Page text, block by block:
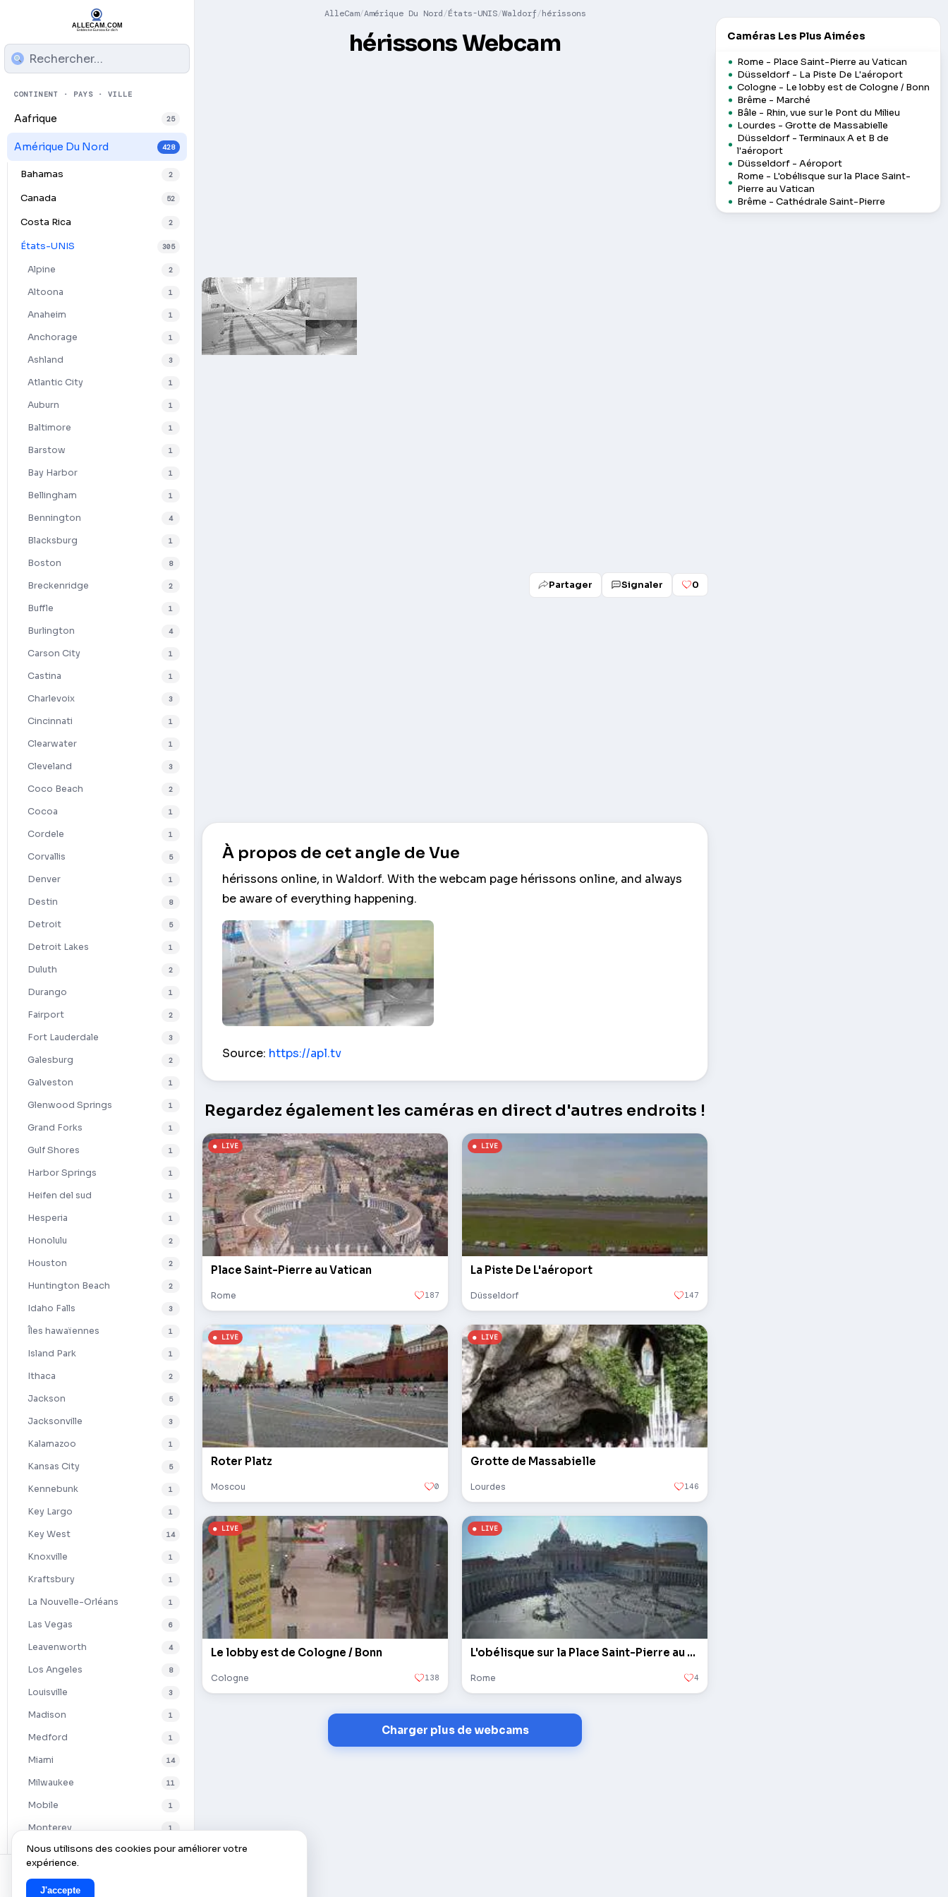
CONTINENT · PAYS · VILLE
Aafrique 25
Amérique Du Nord 428
Bahamas 2
Canada 52
Costa Rica 2
États-UNIS 305
Alpine 2
Altoona 1
Anaheim 1
Anchorage 1
Ashland 3
Atlantic City 1
Auburn 1
Baltimore 1
Barstow 1
Bay Harbor 1
Bellingham 1
Bennington 4
Blacksburg 1
Boston 8
Breckenridge 2
Buffle 1
Burlington 4
Carson City 1
Castina 1
Charlevoix 3
Cincinnati 1
Clearwater 1
Cleveland 3
Coco Beach 2
Cocoa 1
Cordele 1
Corvallis 5
Denver 1
Destin 8
Detroit 5
Detroit Lakes 1
Duluth 2
Durango 1
Fairport 2
Fort Lauderdale 3
Galesburg 2
Galveston 1
Glenwood Springs 1
Grand Forks 1
Gulf Shores 1
Harbor Springs 1
Heifen del sud 1
Hesperia 1
Honolulu 2
Houston 2
Huntington Beach 2
Idaho Falls 3
Îles hawaïennes 1
Island Park 1
Ithaca 2
Jackson 5
Jacksonville 3
Kalamazoo 1
Kansas City 5
Kennebunk 1
Key Largo 1
Key West 14
Knoxville 1
Kraftsbury 1
La Nouvelle-Orléans 1
Las Vegas 6
Leavenworth 4
Los Angeles 8
Louisville 3
Madison 1
Medford 1
Miami 14
Milwaukee 11
Mobile 1
Monterey 1
Nashville 6
AlleCam Amérique Du Nord États-UNIS Waldorf hérissons
hérissons Webcam
Partager Signaler 0
À propos de cet angle de Vue
hérissons online, in Waldorf. With the webcam page hérissons online, and always
be aware of everything happening.
Source: https://apl.tv
Regardez également les caméras en direct d'autres endroits !
Place Saint-Pierre au Vatican
Rome 187
La Piste De L'aéroport
Düsseldorf 147
Roter Platz
Moscou 0
Grotte de Massabielle
Lourdes 146
Le lobby est de Cologne / Bonn
Cologne 138
L'obélisque sur la Place Saint-Pierre au Vatican
Rome 4
Charger plus de webcams
Caméras Les Plus Aimées
Rome - Place Saint-Pierre au Vatican
Düsseldorf - La Piste De L'aéroport
Cologne - Le lobby est de Cologne / Bonn
Brême - Marché
Bâle - Rhin, vue sur le Pont du Milieu
Lourdes - Grotte de Massabielle
Düsseldorf - Terminaux A et B de
l'aéroport
Düsseldorf - Aéroport
Rome - L'obélisque sur la Place Saint-
Pierre au Vatican
Brême - Cathédrale Saint-Pierre
Nous utilisons des cookies pour améliorer votre
expérience.
J'accepte